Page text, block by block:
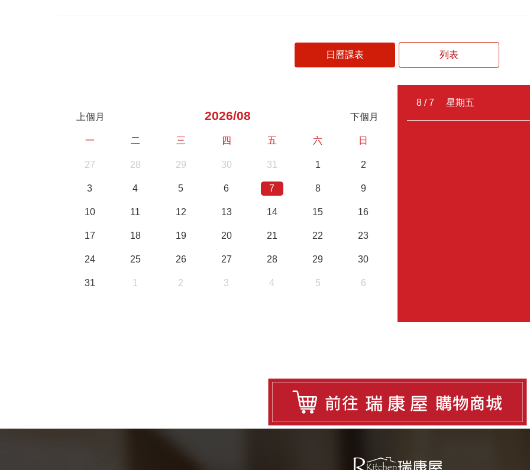
日曆課表 列表
8 / 7
星期五
上個月
2026/08 下個月
一 二 三 四 五 六 日
27 28 29 30 31 1 2
3 4 5 6 7 8 9
10 11 12 13 14 15 16
17 18 19 20 21 22 23
24 25 26 27 28 29 30
31 1 2 3 4 5 6